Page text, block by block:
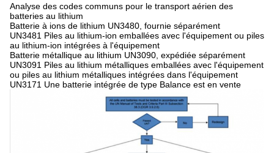
Analyse des codes communs pour le transport aérien des
batteries au lithium
Batterie à ions de lithium UN3480, fournie séparément
UN3481 Piles au lithium-ion emballées avec l'équipement ou piles
au lithium-ion intégrées à l'équipement
Batterie métallique au lithium UN3090, expédiée séparément
UN3091 Piles au lithium métalliques emballées avec l'équipement
ou piles au lithium métalliques intégrées dans l'équipement
UN3171 Une batterie intégrée de type Balance est en vente